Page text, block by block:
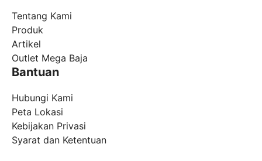
Tentang Kami
Produk
Artikel
Outlet Mega Baja
Bantuan
Hubungi Kami
Peta Lokasi
Kebijakan Privasi
Syarat dan Ketentuan